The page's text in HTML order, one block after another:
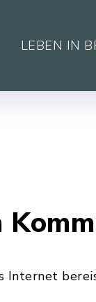
LEBEN IN
Internet